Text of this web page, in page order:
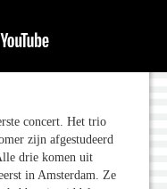
concert. Het trio
zijn afgestudeerd
drie komen uit
in Amsterdam. Ze